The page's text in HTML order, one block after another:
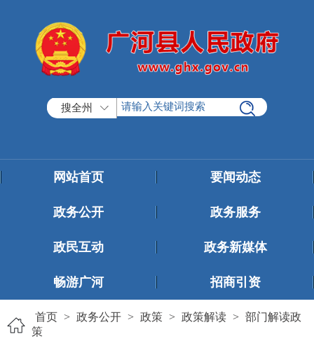
搜全州
网站首页 要闻动态
政务公开 政务服务
政民互动 政务新媒体
畅游广河 招商引资
首页 > 政务公开 > 政策 > 政策解读 > 部门解读政
策